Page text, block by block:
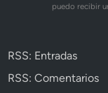
puedo recibir
RSS: Entradas
RSS: Comentarios